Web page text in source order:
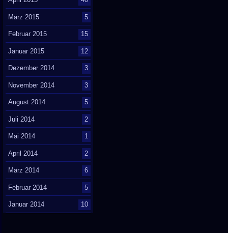
März 2015 5
Februar 2015 15
Januar 2015 12
Dezember 2014 3
November 2014 3
August 2014 5
Juli 2014 2
Mai 2014 1
April 2014 2
März 2014 6
Februar 2014 5
Januar 2014 10